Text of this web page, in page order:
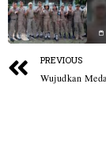
PREVIOUS